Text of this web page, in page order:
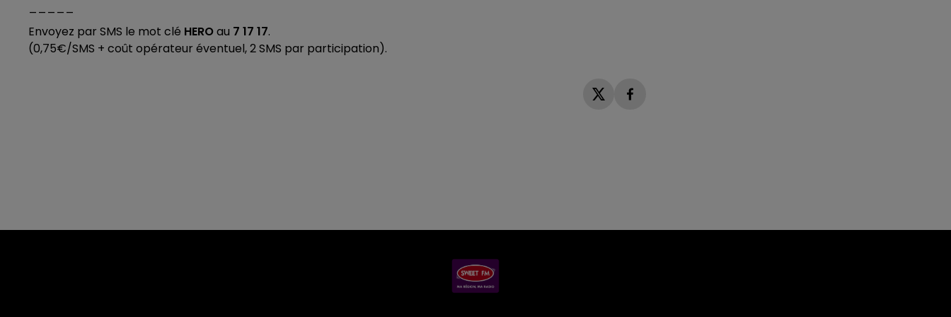
Envoyez par SMS le mot clé HEROau 7 17 17.
(0,75€/SMS + coût opérateur éventuel, 2 SMS par participation).